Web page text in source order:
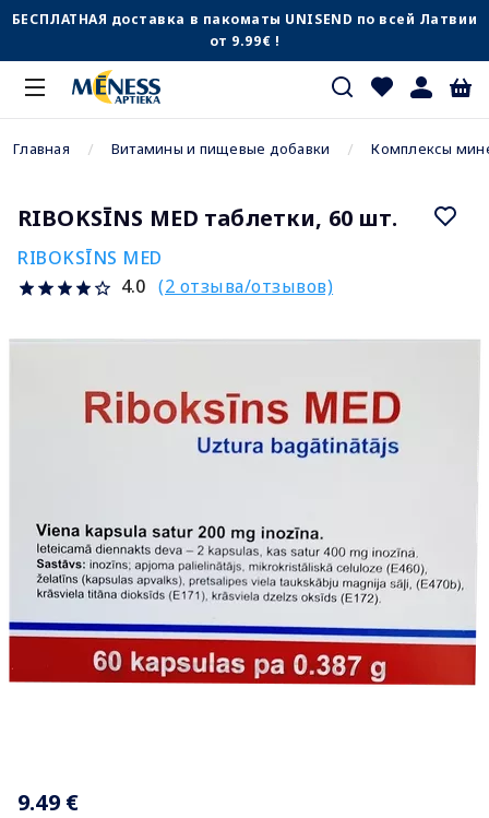
БЕСПЛАТНАЯ доставка в пакоматы UNISEND по всей Латвии
от 9.99€ !
Главная Витамины и пищевые добавки Комплексы
RIBOKSĪNS MED таблетки, 60 шт.
RIBOKSĪNS MED
4.0 (2 отзыва/отзывов)
9.49 €